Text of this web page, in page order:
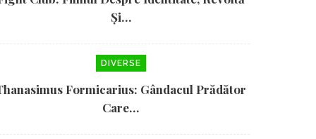
Și…
DIVERSE
Formicarius: Gândacul Prădător
Care…